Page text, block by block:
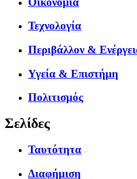
Τεχνολογία
Περιβάλλον &
Υγεία & Επιστήμη
Πολιτισμός
Σελίδες
Ταυτότητα
Διαφήμιση